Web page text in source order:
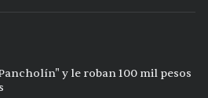
y le roban 100 mil pesos